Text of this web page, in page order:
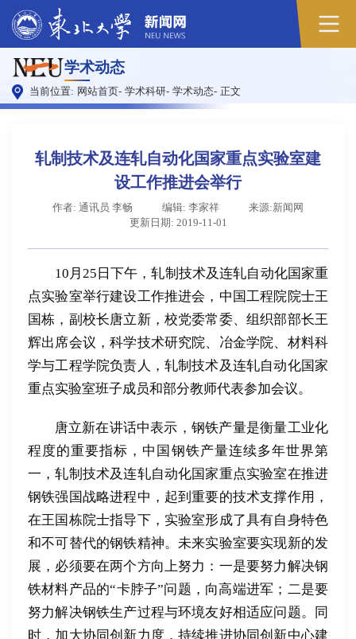
学术动态
当前位置: 网站首页- 学术科研- 学术动态- 正文
轧制技术及连轧自动化国家重点实验室建
设工作推进会举行
作者: 通讯员 李畅 编辑: 李家祥
来源:新闻网
更新日期: 2019-11-01
10 月 25 日下午，轧制技术及连轧自动化国家重
点实验室举行建设工作推进会，中国工程院院士王
国栋， 副校长唐立新，校党委常委、组织部部长王
辉出席会议，科学技术研究院、冶金学院、材料科
学与工程学院负责人， 轧制技术及连轧自动化国家
重点实验室班子成员和部分教师代表参加会议。
唐立新在讲话中表示，钢铁产量是衡量工业化
程度的重要指标，中国钢铁产量连续多年世界第
一，轧制技术及连轧自动化国家重点实验室在推进
钢铁强国战略进程中，起到重要的技术支撑作用，
在王国栋院士指导下，实验室形成了具有自身特色
和不可替代的钢铁精神。未来实验室要实现新的发
展，必须要在两个方向上努力：一是要努力解决钢
铁材料产品的“卡脖子”问题，向高端进军；二是要
努力解决钢铁生产过程与环境友好相适应问题。同
时，加大协同创新力度，持续推进协同创新中心建